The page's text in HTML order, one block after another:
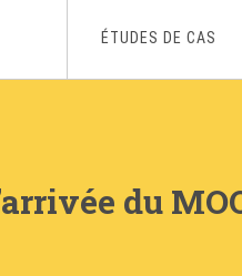
ÉTUDES DE CAS
du